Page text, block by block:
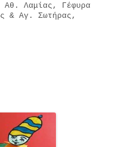
Λαμίας, Γέφυρα
& Αγ. Σωτήρας,